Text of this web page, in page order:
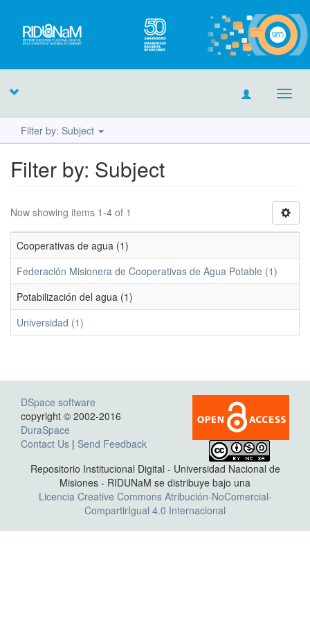
Filter by: Subject
Filter by: Subject
Now showing items 1-4 of 1
Cooperativas de agua (1)
Federación Misionera de Cooperativas de Agua Potable (1)
Potabilización del agua (1)
Universidad (1)
DSpace software
copyright © 2002-2016
DuraSpace
Contact Us | Send Feedback
Repositorio Institucional Digital - Universidad Nacional de
Misiones - RIDUNaM se distribuye bajo una
Licencia Creative Commons Atribución-NoComercial-
CompartirIgual 4.0 Internacional